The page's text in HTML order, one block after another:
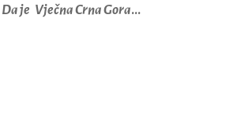
Da je Vječna Crna Gora...